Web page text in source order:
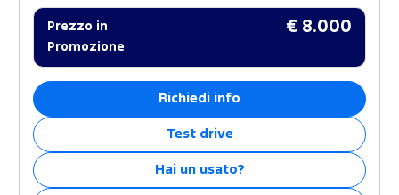
Prezzo in
Promozione
€ 8.000
Richiedi info
Test drive
Hai un usato?